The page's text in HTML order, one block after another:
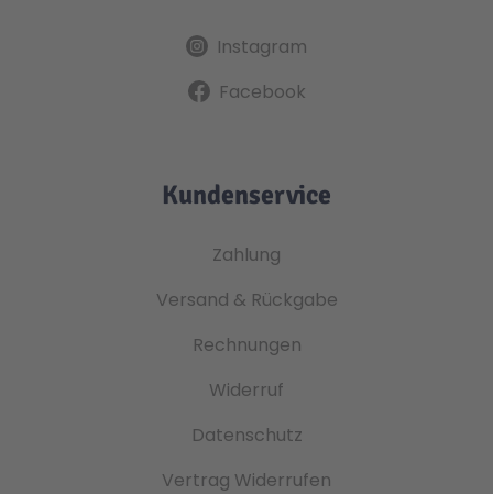
Instagram
Facebook
Kundenservice
Zahlung
Versand & Rückgabe
Rechnungen
Widerruf
Datenschutz
Vertrag Widerrufen